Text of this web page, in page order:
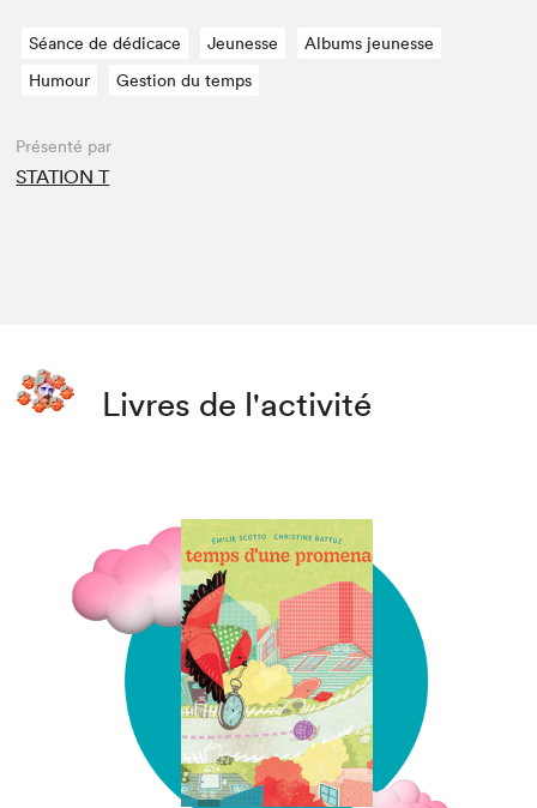
Séance de dédicace Jeunesse
Albums jeunesse
Humour
Gestion du temps
Présenté par
STATION T
Livres de l'activité